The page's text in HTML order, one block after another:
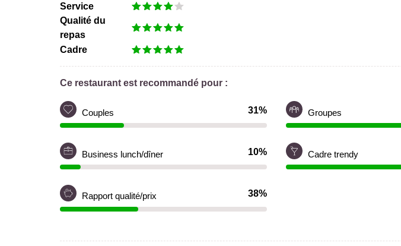
Service
Qualité du
repas
Cadre
Ce restaurant est recommandé pour :
Couples 31% Groupes
Business lunch/dîner 10% Cadre trendy
Rapport qualité/prix 38%